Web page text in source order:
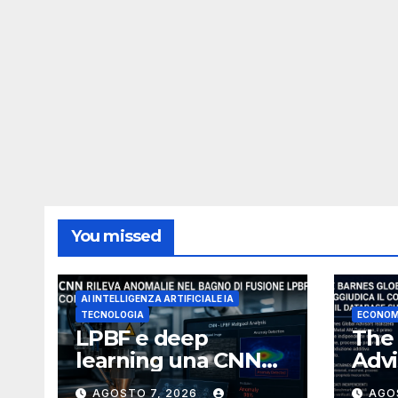
You missed
AI INTELLIGENZA ARTIFICIALE IA
TECNOLOGIA
LPBF e deep
learning una CNN
riconosce le
AGOSTO 7, 2026
The
per